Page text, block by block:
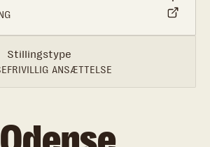
Stillingstype
FRIVILLIG ANSÆTTELSE